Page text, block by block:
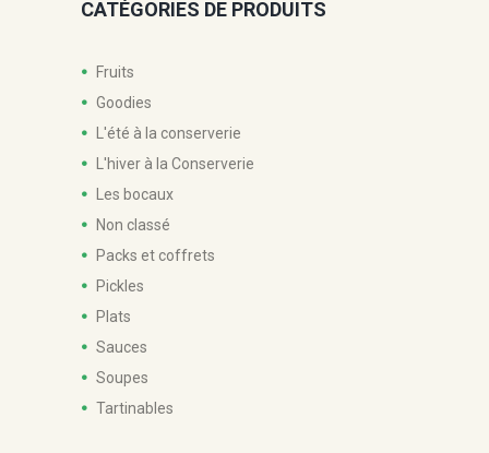
être
CATÉGORIES DE PRODUITS
Fruits
Goodies
L'été à la conserverie
L'hiver à la Conserverie
Les bocaux
Non classé
Packs et coffrets
Pickles
Plats
Sauces
Soupes
Tartinables